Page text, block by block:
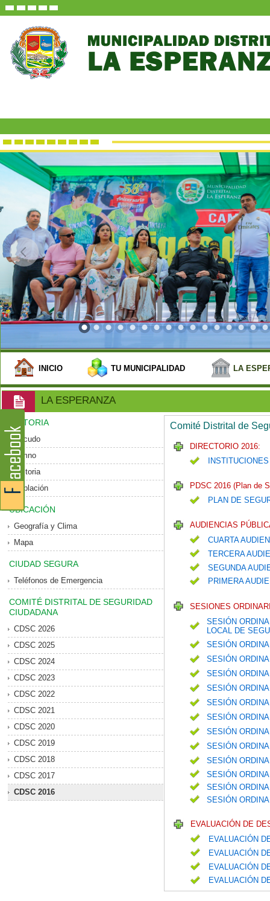
INICIO TU MUNICIPALIDAD LA
LA ESPERANZA
HISTORIA
Escudo
Himno
Historia
Población
UBICACIÓN
Geografía y Clima
Mapa
CIUDAD SEGURA
Teléfonos de Emergencia
COMITÉ DISTRITAL DE SEGURIDAD
CIUDADANA
CDSC 2026
CDSC 2025
CDSC 2024
CDSC 2023
CDSC 2022
CDSC 2021
CDSC 2020
CDSC 2019
CDSC 2018
CDSC 2017
CDSC 2016
Comité Distrital de
DIRECTORIO 2016:
PDSC 2016 (Plan de
PLAN DE
AUDIENCIAS
CUARTA
TERCERA
SEGUNDA
PRIMERA
SESIONES
SESIÓN
LOCAL DE
SESIÓN
SESIÓN
SESIÓN
SESIÓN
SESIÓN
SESIÓN
SESIÓN
SESIÓN
SESIÓN
SESIÓN
SESIÓN
SESIÓN
EVALUACIÓN DE
EVALUACIÓN
EVALUACIÓN
EVALUACIÓN
EVALUACIÓN